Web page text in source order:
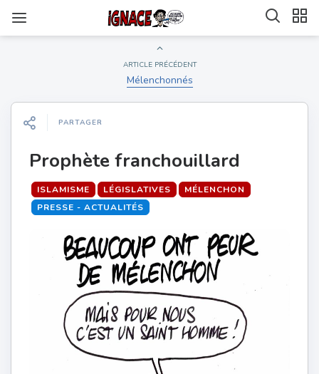
ARTICLE PRÉCÉDENT
Mélenchonnés
PARTAGER
Prophète franchouillard
ISLAMISME LÉGISLATIVES
MÉLENCHON
PRESSE - ACTUALITÉS